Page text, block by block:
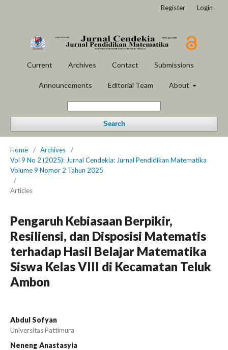
Current Archives Contact Submissions
Announcements Editorial Team About
Search
Register Login
Home / Archives
/
Vol 9 No 2 (2025): Jurnal Cendekia: Jurnal Pendidikan Matematika
Volume 9 Nomor 2 Tahun 2025
/
Articles
Pengaruh Kebiasaan Berpikir,
Resiliensi, dan Disposisi Matematis
terhadap Hasil Belajar Matematika
Siswa Kelas VIII di Kecamatan Teluk
Ambon
Abdul Sofyan
Universitas Pattimura
Neneng Anastasyia